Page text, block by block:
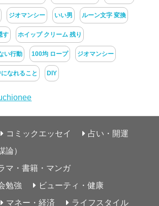
ジオマンシー いい男 ルーン文字 変換
す ホイップ クリーム 残り
い行動 100均 ロープ ジオマンシー
なれること DIY
コミックエッセイ
占い・開運
論）
マ・書籍・マンガ
勉強
ビューティ・健康
マネー・経済 ライフスタイル